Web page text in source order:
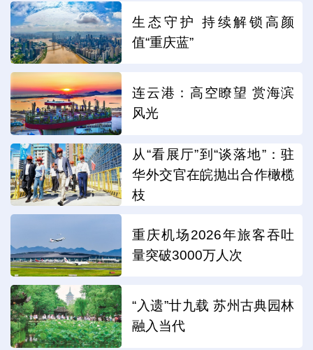
生态守护 持续解锁高颜
值“重庆蓝”
连云港：高空瞭望 赏海滨
风光
从“看展厅”到“谈落地”：驻
华外交官在皖抛出合作橄榄
枝
重庆机场2026年旅客吞吐
量突破3000万人次
“入遗”廿九载 苏州古典园林
融入当代